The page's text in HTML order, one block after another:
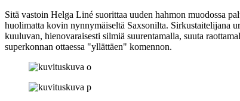
Sitä vastoin Helga Liné suorittaa uuden hahmon muodossa
huolimatta kovin nynnymäiseltä Saxsonilta. Sirkustaitelijana
kuuluvan, hienovaraisesti silmiä suurentamalla, suuta
superkonnan ottaessa "yllättäen" komennon.